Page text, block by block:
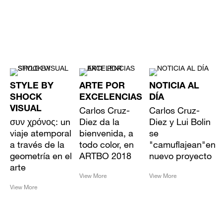
STYLE BY
SHOCK
VISUAL
συν χρόνος: un
viaje atemporal
a través de la
geometría en el
arte
View More
ARTE POR
EXCELENCIAS
Carlos Cruz-
Diez da la
bienvenida, a
todo color, en
ARTBO 2018
View More
NOTICIA AL
DÍA
Carlos Cruz-
Diez y Lui Bolin
se
"camuflajean"en
nuevo proyecto
View More